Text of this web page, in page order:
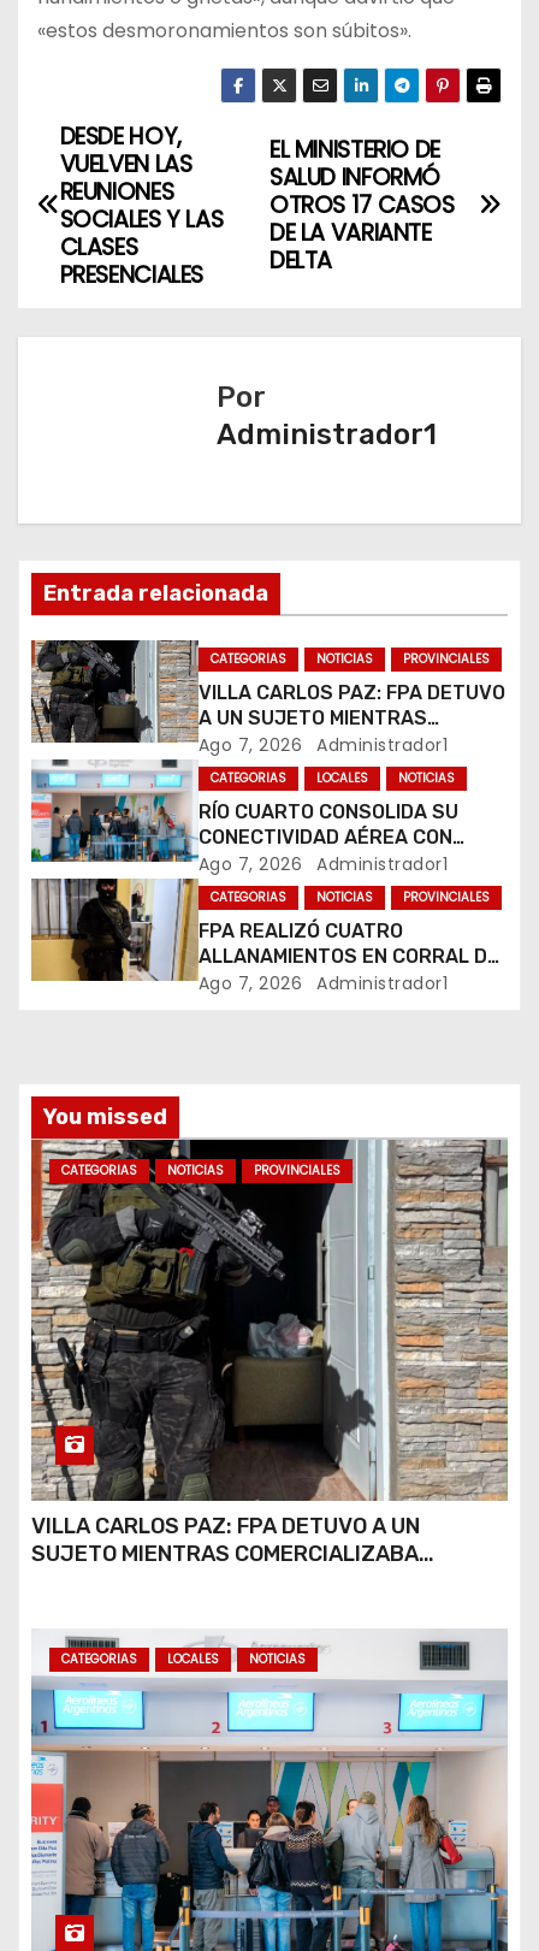
«estos desmoronamientos son súbitos».
N
a
g
n
d
e
e
n
t
r
a
s
EL MINISTERIO DE
SALUD INFORMÓ
OTROS 17 CASOS
DE LA VARIANTE
DELTA
DESDE HOY,
VUELVEN LAS
REUNIONES
SOCIALES Y LAS
CLASES
PRESENCIALES
Por
Administrador1
Entrada relacionada
CATEGORIAS NOTICIAS PROVINCIALES
VILLA CARLOS PAZ: FPA DETUVO
A UN SUJETO MIENTRAS
COMERCIALIZABA COCAÍNA Y
MARIHUANA EN UNA PLAZA
Ago 7, 2026 Administrador1
CATEGORIAS LOCALES NOTICIAS
RÍO CUARTO CONSOLIDA SU
CONECTIVIDAD AÉREA CON
CUATRO VUELOS SEMANALES A
BUENOS AIRES
Ago 7, 2026 Administrador1
CATEGORIAS NOTICIAS PROVINCIALES
FPA REALIZÓ CUATRO
ALLANAMIENTOS EN CORRAL DE
BUSTOS-IFFLINGER
Ago 7, 2026 Administrador1
You missed
CATEGORIAS NOTICIAS PROVINCIALES
VILLA CARLOS PAZ: FPA DETUVO A UN
SUJETO MIENTRAS COMERCIALIZABA
CATEGORIAS LOCALES NOTICIAS